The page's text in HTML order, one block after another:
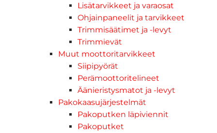
Lisätarvikkeet ja varaosat
Ohjainpaneelit ja tarvikkeet
Trimmisäätimet ja -levyt
Trimmievät
Muut moottoritarvikkeet
Siipipyörät
Perämoottoritelineet
Äänieristysmatot ja -levyt
Pakokaasujärjestelmät
Pakoputken läpiviennit
Pakoputket